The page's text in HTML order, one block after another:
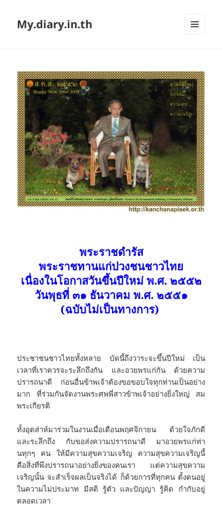
My.diary.in.th
พระราชดำรัส
พระราชทานแก่ปวงชนชาวไทย
เนื่องในโอกาสวันขึ้นปีใหม่ พ.ศ. ๒๕๕๒
วันพุธที่ ๓๑ ธันวาคม พ.ศ. ๒๕๕๑
(ฉบับไม่เป็นทางการ)
ประชาชนชาวไทยทั้งหลาย บัดนี้ถึงวาระจะขึ้นปีใหม่ เป็น
เวลาที่เราควรจะระลึกถึงกัน และอวยพรแก่กัน ด้วยความ
ปรารถนาดี ก่อนอื่นข้าพเจ้าต้องขอขอบใจทุกท่านเป็นอย่าง
มาก ที่ร่วมกันจัดงานพระศพพี่สาวข้าพเจ้าอย่างยิ่งใหญ่ สม
พระเกียรติ
ทั้งอุตส่าห์มาร่วมในงานเมื่อเดือนพฤศจิกายน ด้วยใจภักดี
และระลึกถึง กับขอส่งความปรารถนาดี มาอวยพรแก่ท่า
นทุกๆ คน ให้มีความสุขความเจริญ ความสุขความเจริญนี้
คือสิ่งที่พึงปรารถนาอย่างยิ่งของคนเรา แต่ความสุขความ
เจริญนั้น จะสำเร็จผลเป็นจริงได้ ก็ด้วยการที่ทุกคน ตั้งตนอยู่
ในความไม่ประมาท มีสติ รู้ตัว และปัญญา รู้คิด กำกับอยู่
ตลอดเวลา